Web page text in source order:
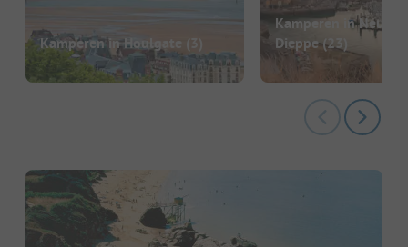
Kamperen in Houlgate (3)
Kamperen in
Dieppe(23)